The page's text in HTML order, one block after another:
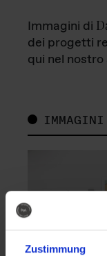
Zustimmung
Immagini di
dei progetti
qui nel
IMMAGINI